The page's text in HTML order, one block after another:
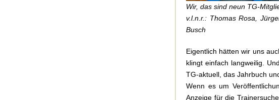
Wir, das sind neun TG-
v.l.n.r.: Thomas Rosa,
Busch
Eigentlich hätten wir uns
klingt einfach langweilig.
TG-aktuell, das Jahrbuch
Wenn es um
Anzeige für die